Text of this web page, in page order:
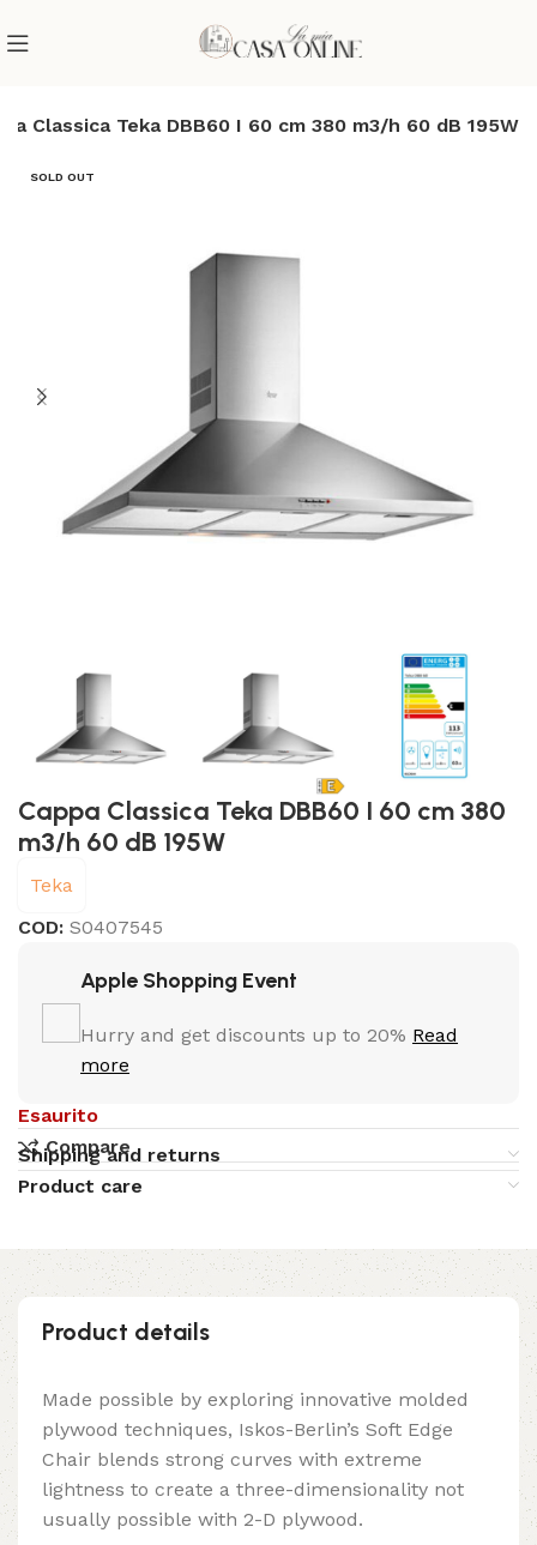
Classica Teka DBB60 I 60 cm 380 m3/h 60 dB 195W
SOLD OUT
Cappa Classica Teka DBB60 I 60 cm 380
m3/h 60 dB 195W
Teka
COD:S0407545
Apple Shopping Event
Hurry and get discounts up to 20% Read
more
Esaurito
Compare
Shipping and returns
Product care
Product details
Made possible by exploring innovative molded
plywood techniques, Iskos-Berlin’s Soft Edge
Chair blends strong curves with extreme
lightness to create a three-dimensionality not
usually possible with 2-D plywood.